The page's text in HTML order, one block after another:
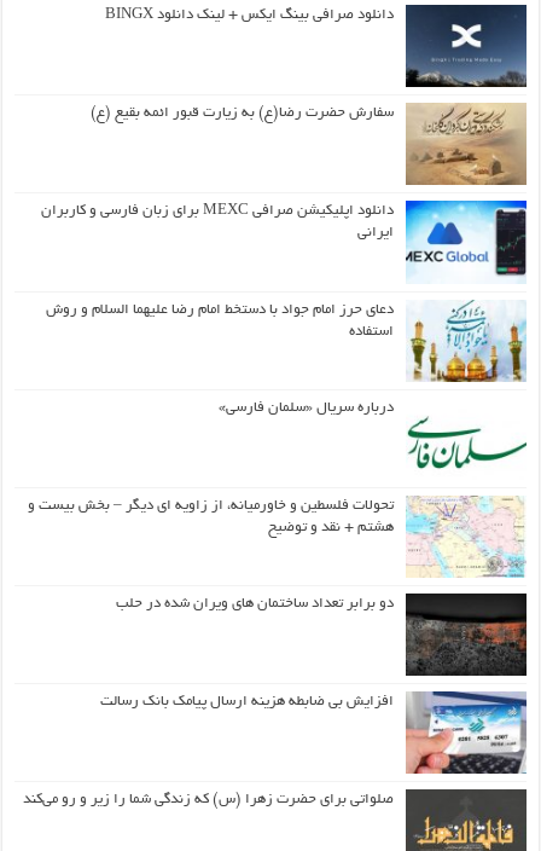
دانلود صرافی بینگ ایکس + لینک دانلود BINGX
سفارش حضرت رضا(ع) به زیارت قبور ائمه بقیع (ع)
دانلود اپلیکیشن صرافی MEXC برای زبان فارسی و کاربران
ایرانی
دعای حرز امام جواد با دستخط امام رضا علیهما السلام و روش
استفاده
درباره سریال «سلمان فارسی»
تحولات فلسطین و خاورمیانه، از زاویه ای دیگر – بخش بیست و
هشتم + نقد و توضیح
دو برابر تعداد ساختمان های ویران شده در حلب
افزایش بی ضابطه هزینه ارسال پیامک بانک رسالت
صلواتی برای حضرت زهرا (س) که زندگی شما را زیر و رو می‌کند